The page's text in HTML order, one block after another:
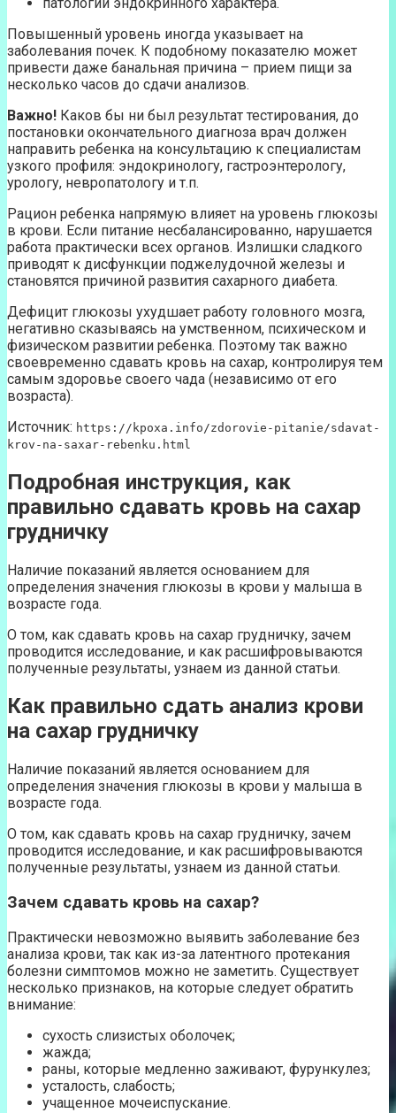
Повышенный уровень иногда указывает на
заболевания почек. К подобному показателю может
привести даже банальная причина – прием пищи за
несколько часов до сдачи анализов.
Важно! Каков бы ни был результат тестирования, до
постановки окончательного диагноза врач должен
направить ребенка на консультацию к специалистам
узкого профиля: эндокринологу, гастроэнтерологу,
урологу, невропатологу и т.п.
Рацион ребенка напрямую влияет на уровень глюкозы
в крови. Если питание несбалансированно, нарушается
работа практически всех органов. Излишки сладкого
приводят к дисфункции поджелудочной железы и
становятся причиной развития сахарного диабета.
Дефицит глюкозы ухудшает работу головного мозга,
негативно сказываясь на умственном, психическом и
физическом развитии ребенка. Поэтому так важно
своевременно сдавать кровь на сахар, контролируя тем
самым здоровье своего чада (независимо от его
возраста).
Источник: https://kpoxa.info/zdorovie-pitanie/sdavat-
krov-na-saxar-rebenku.html
Подробная инструкция, как
правильно сдавать кровь на сахар
грудничку
Наличие показаний является основанием для
определения значения глюкозы в крови у малыша в
возрасте года.
О том, как сдавать кровь на сахар грудничку, зачем
проводится исследование, и как расшифровываются
полученные результаты, узнаем из данной статьи.
Как правильно сдать анализ крови
на сахар грудничку
Наличие показаний является основанием для
определения значения глюкозы в крови у малыша в
возрасте года.
О том, как сдавать кровь на сахар грудничку, зачем
проводится исследование, и как расшифровываются
полученные результаты, узнаем из данной статьи.
Зачем сдавать кровь на сахар?
Практически невозможно выявить заболевание без
анализа крови, так как из-за латентного протекания
болезни симптомов можно не заметить. Существует
несколько признаков, на которые следует обратить
внимание:
сухость слизистых оболочек;
жажда;
раны, которые медленно заживают, фурункулез;
усталость, слабость;
учащенное мочеиспускание.